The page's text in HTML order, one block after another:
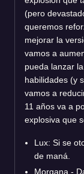
(pero
queremos
mejorar la
vamos a
pueda lanzar
habilidades (y
vamos a
11 años va a
explosiva que
Lux: Si se
de maná.
Morgana -